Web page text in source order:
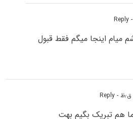
-
میام اینجا میگم فقط قبول
- Reply
هم تبریک بگیم بهت